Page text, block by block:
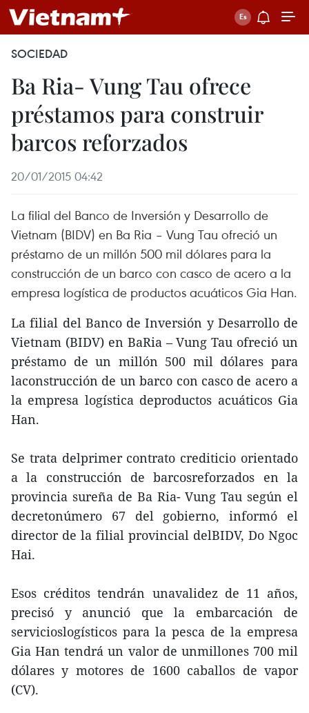
SOCIEDAD
Ba Ria- Vung Tau ofrece
préstamos para construir
barcos reforzados
20/01/2015 04:42
La filial del Banco de Inversión y Desarrollo de
Vietnam (BIDV) en Ba Ria – Vung Tau ofreció un
préstamo de un millón 500 mil dólares para la
construcción de un barco con casco de acero a la
empresa logística de productos acuáticos Gia Han.
La filial del Banco de Inversión y Desarrollo de
Vietnam (BIDV) en BaRia – Vung Tau ofreció un
préstamo de un millón 500 mil dólares para
laconstrucción de un barco con casco de acero a
la empresa logística deproductos acuáticos Gia
Han.
Se trata delprimer contrato crediticio orientado
a la construcción de barcosreforzados en la
provincia sureña de Ba Ria- Vung Tau según el
decretonúmero 67 del gobierno, informó el
director de la filial provincial delBIDV, Do Ngoc
Hai.
Esos créditos tendrán unavalidez de 11 años,
precisó y anunció que la embarcación de
servicioslogísticos para la pesca de la empresa
Gia Han tendrá un valor de unmillones 700 mil
dólares y motores de 1600 caballos de vapor
(CV).